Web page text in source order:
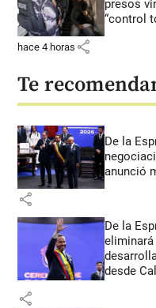
presos
“control
hace 4 horas share
Te
De la
anunció
share
De la
desde
share